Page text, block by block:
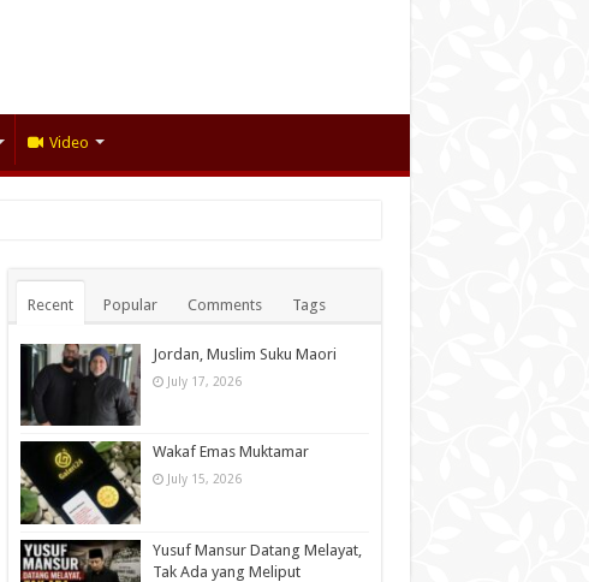
Video
Recent Popular Comments Tags
Jordan, Muslim Suku Maori
July 17, 2026
Wakaf Emas Muktamar
July 15, 2026
Yusuf Mansur Datang Melayat,
Tak Ada yang Meliput